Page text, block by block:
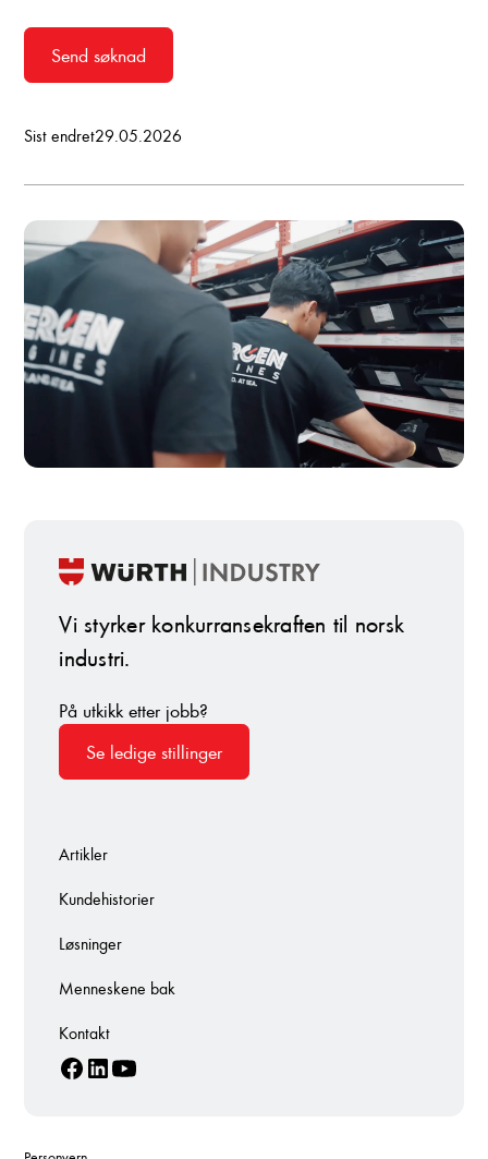
Send søknad
Sist endret29.05.2026
Vi styrker konkurransekraften til norsk
industri.
På utkikk etter jobb?
Se ledige stillinger
Artikler
Kundehistorier
Løsninger
Menneskene bak
Kontakt